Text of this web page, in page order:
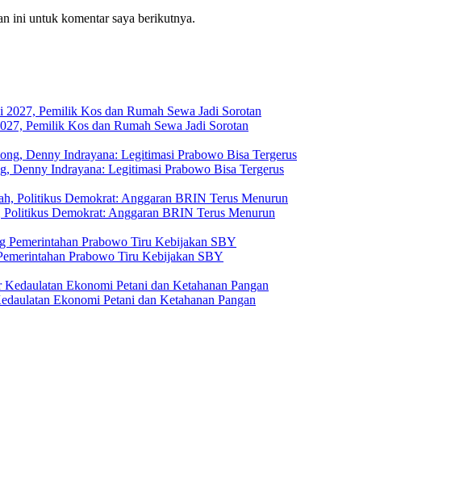
ini untuk komentar saya berikutnya.
Pemilik Kos dan Rumah Sewa Jadi Sorotan
Denny Indrayana: Legitimasi Prabowo Bisa Tergerus
Demokrat: Anggaran BRIN Terus Menurun
Prabowo Tiru Kebijakan SBY
Ekonomi Petani dan Ketahanan Pangan